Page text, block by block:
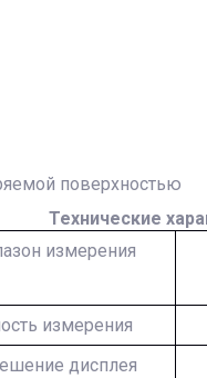
поверхностью
Технические
измерения
измерения
дисплея